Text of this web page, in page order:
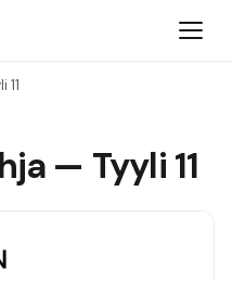
11
— Tyyli 11